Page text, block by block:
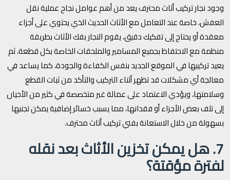
وجود نجار تركيب أثاث محترف يعد من أهم عوامل نجاح عملية نقل
العفش، خاصة عند التعامل مع الأثاث الحديث الذي يحتوي على أجزاء
معقدة أو يحتاج إلى تفكيك دقيق، يقوم النجار بفك الأثاث بطريقة
منظمة مع الاحتفاظ بجميع المسامير والملحقات الخاصة بكل قطعة، ثم
يعيد تركيبها في الموقع الجديد بنفس الكفاءة والجودة، كما يساعد في
معالجة أي مشكلات قد تظهر أثناء التركيب والتأكد من ثبات القطع
وسلامتها، ويؤدي الاعتماد على عمالة غير متخصصة في كثير من الأحيان
إلى تلف بعض الأجزاء أو فقدانها، مما يسبب خسائر إضافية يمكن تجنبها
بسهولة من خلال الاستعانة بفني تركيب أثاث محترف.
7. هل يمكن تخزين الأثاث بعد نقله
لفترة مؤقتة؟